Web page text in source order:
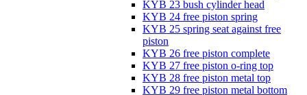
KYB 23 bush cylinder head
KYB 24 free piston spring
KYB 25 spring seat against free
piston
KYB 26 free piston complete
KYB 27 free piston o-ring top
KYB 28 free piston metal top
KYB 29 free piston metal bottom